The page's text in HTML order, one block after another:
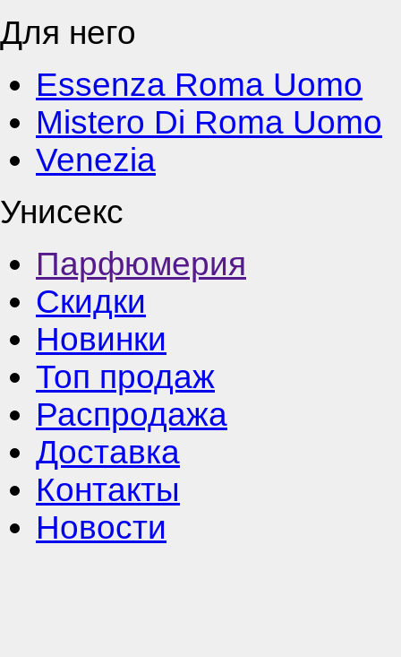
Для него
Essenza Roma Uomo
Mistero Di Roma Uomo
Venezia
Унисекс
Парфюмерия
Скидки
Новинки
Топ продаж
Распродажа
Доставка
Контакты
Новости